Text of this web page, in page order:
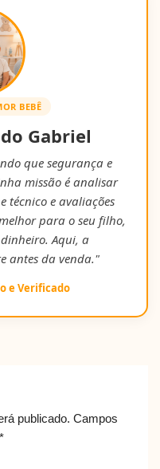
BEBÊ
Gabriel
que segurança e
missão é analisar
técnico e avaliações
para o seu filho,
Aqui, a
antes da venda."
e Verificado
publicado. Campos
*